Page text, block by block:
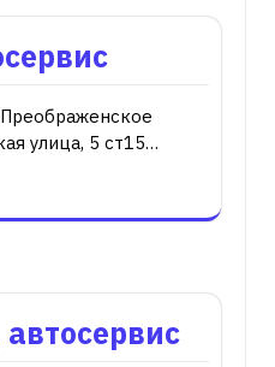
улица, 5 ст15…